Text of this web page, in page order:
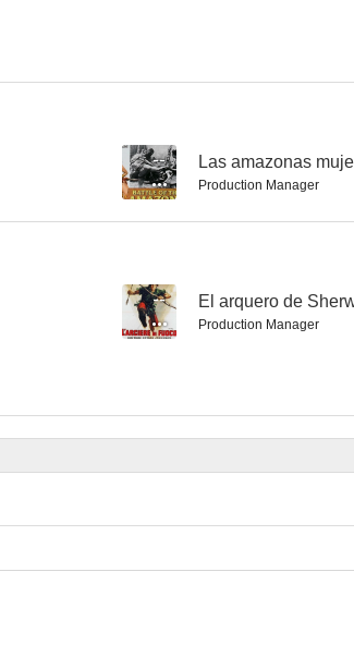
-- Las amazonas
Production Manager
-- El arquero de
Production Manager